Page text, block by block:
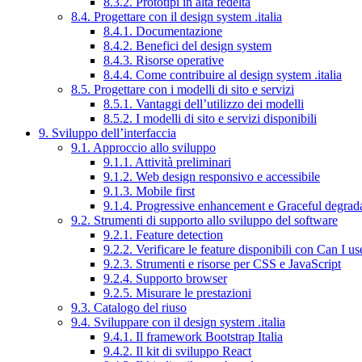
8.4. Progettare con il design system .italia
8.4.1. Documentazione
8.4.2. Benefici del design system
8.4.3. Risorse operative
8.4.4. Come contribuire al design system .italia
8.5. Progettare con i modelli di sito e servizi
8.5.1. Vantaggi dell’utilizzo dei modelli
8.5.2. I modelli di sito e servizi disponibili
9. Sviluppo dell’interfaccia
9.1. Approccio allo sviluppo
9.1.1. Attività preliminari
9.1.2. Web design responsivo e accessibile
9.1.3. Mobile first
9.1.4. Progressive enhancement e Graceful
9.2. Strumenti di supporto allo sviluppo del software
9.2.1. Feature detection
9.2.2. Verificare le feature disponibili con Can I
9.2.3. Strumenti e risorse per CSS e JavaScript
9.2.4. Supporto browser
9.2.5. Misurare le prestazioni
9.3. Catalogo del riuso
9.4. Sviluppare con il design system .italia
9.4.1. Il framework Bootstrap Italia
9.4.2. Il kit di sviluppo React